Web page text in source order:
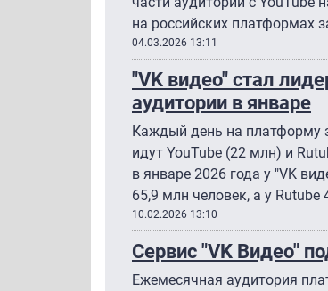
на российских платформах
04.03.2026 13:11
"VK видео" стал
аудитории в январе
Каждый день на платформу
идут YouTube (22 млн) и
в январе 2026 года у "VK
65,9 млн человек, а у Rutube
10.02.2026 13:10
Сервис "VK Видео"
Ежемесячная аудитория